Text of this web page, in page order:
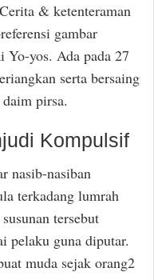
& ketenteraman
gambar
Yo-yos. Ada pada 27
serta bersaing
pirsa.
Kompulsif
nasib-nasiban
terkadang lumrah
tersebut
pelaku guna diputar.
muda sejak orang2